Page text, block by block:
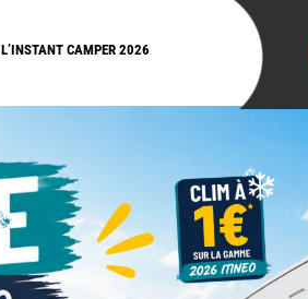
L’INSTANT CAMPER 2026